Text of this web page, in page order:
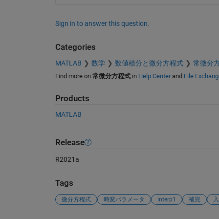
Sign in to answer this question.
Categories
MATLAB 数学 数値積分と微分方程式 常微分
Find more on 常微分方程式in Help Centerand File
Products
MATLAB
Release
R2021a
Tags
微分方程式 時変パラメータ interp1 補完